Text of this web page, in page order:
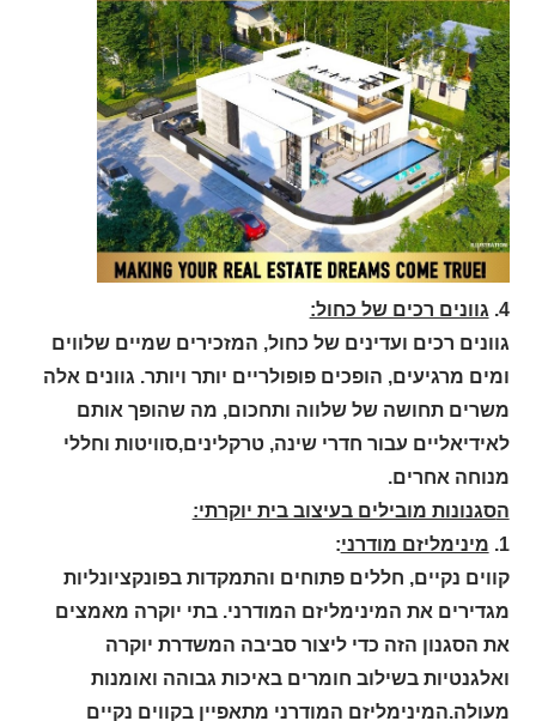
4. גוונים רכים של כחול:
גוונים רכים ועדינים של כחול, המזכירים שמיים שלווים
ומים מרגיעים, הופכים פופולריים יותר ויותר. גוונים אלה
משרים תחושה של שלווה ותחכום, מה שהופך אותם
לאידיאליים עבור חדרי שינה, טרקלינים,סוויטות וחללי
מנוחה אחרים.
הסגנונות מובילים בעיצוב בית יוקרתי:
1. מינימליזם מודרני:
קווים נקיים, חללים פתוחים והתמקדות בפונקציונליות
מגדירים את המינימליזם המודרני. בתי יוקרה מאמצים
את הסגנון הזה כדי ליצור סביבה המשדרת יוקרה
ואלגנטיות בשילוב חומרים באיכות גבוהה ואומנות
מעולה.המינימליזם המודרני מתאפיין בקווים נקיים